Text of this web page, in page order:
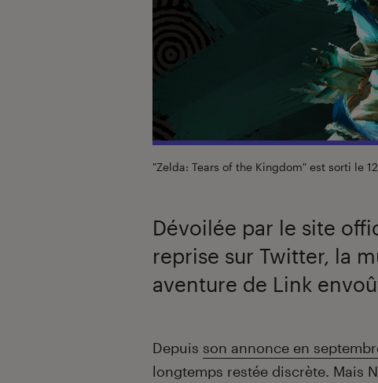
"Zelda: Tears of the Kingdom" est sorti le
Dévoilée par le site
reprise sur Twitter, la
aventure de Link
Introduction
Depuis son annonce en
longtemps restée discrète. Mais